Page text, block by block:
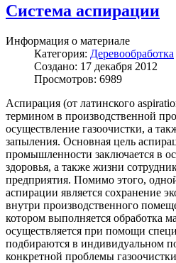
Система аспирации
Информация о материале
Категория: Деревообработка
Создано: 17 декабря 2012
Просмотров: 6989
Аспирация (от латинского
термином в производственной
осуществление газоочистки, а
запыления. Основная цель
промышленности заключается в
здоровья, а также жизни
предприятия. Помимо этого,
аспирации является сохранение
внутри производственного
котором выполняется обработка
осуществляется при помощи
подбираются в индивидуальном
конкретной проблемы